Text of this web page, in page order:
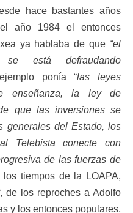
hace bastantes años
año 1984 el entonces
ya hablaba de que “el
se está defraudando
ponía “las leyes
enseñanza, la ley de
que las inversiones se
generales del Estado, los
Telebista conecte con
de las fuerzas de
los tiempos de la LOAPA,
de los reproches a Adolfo
y los entonces populares,